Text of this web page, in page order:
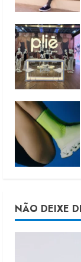
NÃO DEIXE